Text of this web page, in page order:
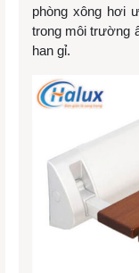
phòng xông hơi
trong môi trường
han gỉ.